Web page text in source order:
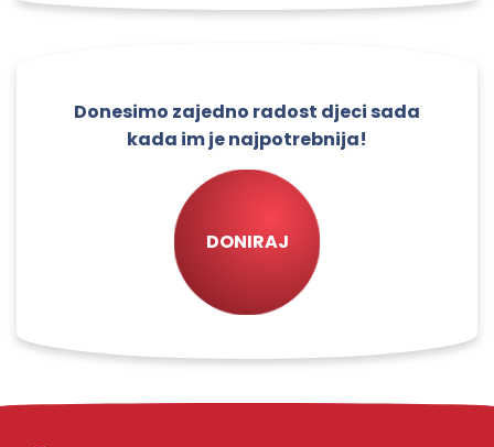
Donesimo zajedno radost djeci sada
kada im je najpotrebnija!
DONIRAJ